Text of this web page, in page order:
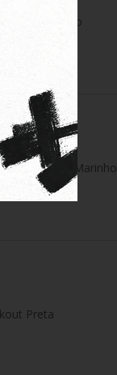
Swim Preto
Stripes Azul Marinho
Preta